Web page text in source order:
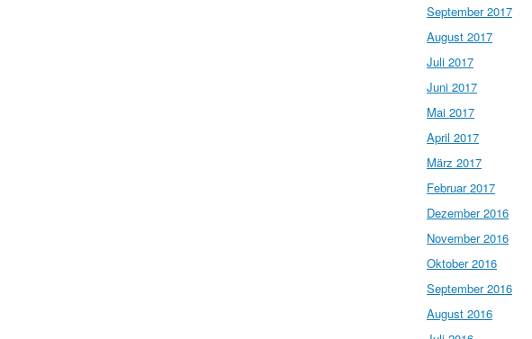
September 2017
August 2017
Juli 2017
Juni 2017
Mai 2017
April 2017
März 2017
Februar 2017
Dezember 2016
November 2016
Oktober 2016
September 2016
August 2016